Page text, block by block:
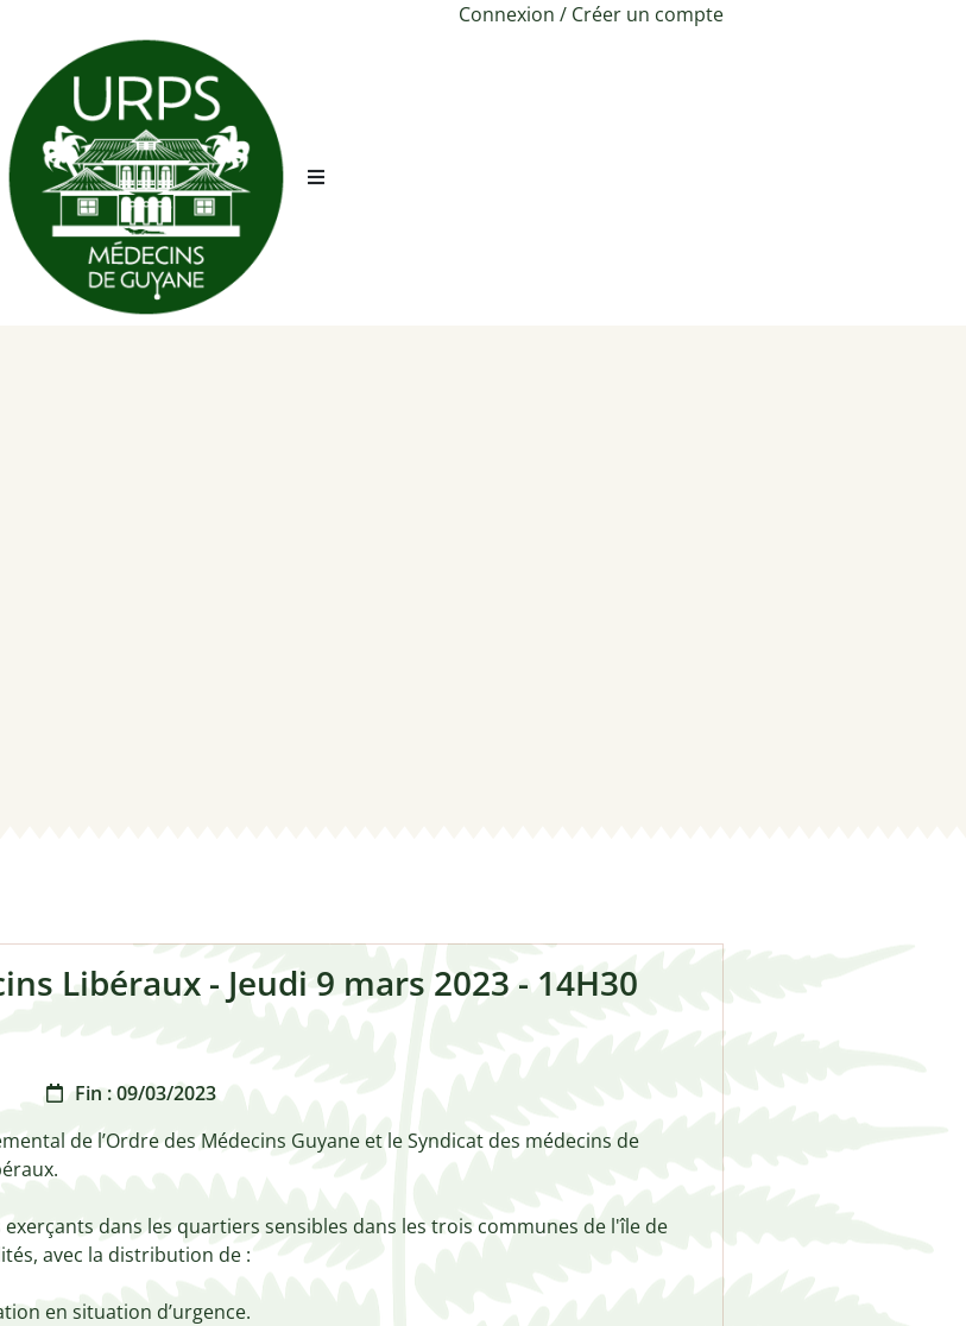
Connexion / Créer un compte
Libéraux - Jeudi 9 mars 2023 - 14H30
Fin : 09/03/2023
de l’Ordre des Médecins Guyane et le Syndicat des médecins de
dans les quartiers sensibles dans les trois communes de l'île de
avec la distribution de :
en situation d’urgence.